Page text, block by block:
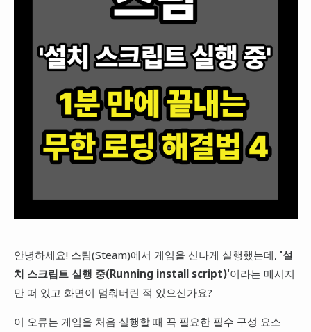
안녕하세요! 스팀(Steam)에서 게임을 신나게 실행했는데, '설
치 스크립트 실행 중(Running install script)'이라는 메시지
만 떠 있고 화면이 멈춰버린 적 있으신가요?
이 오류는 게임을 처음 실행할 때 꼭 필요한 필수 구성 요소